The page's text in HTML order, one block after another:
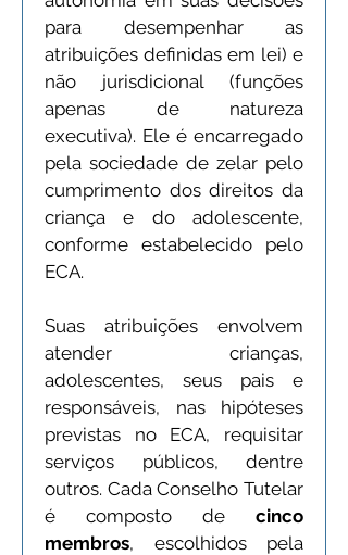
para desempenhar as
atribuições definidas em lei) e
não jurisdicional (funções
apenas de natureza
executiva). Ele é encarregado
pela sociedade de zelar pelo
cumprimento dos direitos da
criança e do adolescente,
conforme estabelecido pelo
ECA.
Suas atribuições envolvem
atender crianças,
adolescentes, seus pais e
responsáveis, nas hipóteses
previstas no ECA, requisitar
serviços públicos, dentre
outros. Cada Conselho Tutelar
é composto de cinco
membros, escolhidos pela